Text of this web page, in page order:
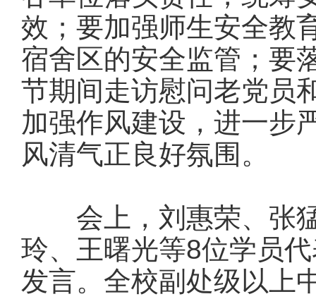
效；要加强师生安全教
宿舍区的安全监管；要
节期间走访慰问老党员
加强作风建设，进一步
风清气正良好氛围。
会上，刘惠荣、张猛
玲、王曙光等8位学员
发言。全校副处级以上